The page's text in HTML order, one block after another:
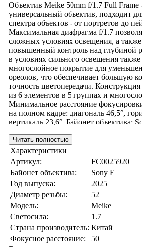
Объектив Meike 50mm f/1.7 Full Frame
универсальный объектив, подходит
спектра объектов - от портретов до
Максимальная диафрагма f/1.7
сложных условиях освещения, а также
повышенный контроль над глубиной
в условиях сильного освещения также
многослойное покрытие для
ореолов, что обеспечивает большую
точность цветопередачи. Конструкция
из 6 элементов в 5 группах и
Минимальное расстояние
на полном кадре: диагональ 46,5°,
вертикаль 23,6°. Байонет объектива:
Читать полностью
Характеристики
Артикул:
FC0025920
Байонет объектива:
Sony E
Год выпуска:
2025
Диаметр резьбы:
52
Модель:
Meike
Светосила:
1.7
Страна производитель: Китай
Фокусное расстояние:
50